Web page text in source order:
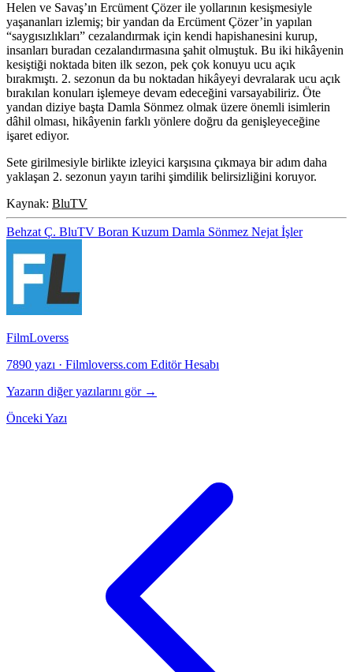
Helen ve Savaş’ın Ercüment Çözer ile yollarının kesişmesiyle
yaşananları izlemiş; bir yandan da Ercüment Çözer’in yapılan
“saygısızlıkları” cezalandırmak için kendi hapishanesini kurup,
insanları buradan cezalandırmasına şahit olmuştuk. Bu iki hikâyenin
kesiştiği noktada biten ilk sezon, pek çok konuyu ucu açık
bırakmıştı. 2. sezonun da bu noktadan hikâyeyi devralarak ucu açık
bırakılan konuları işlemeye devam edeceğini varsayabiliriz. Öte
yandan diziye başta Damla Sönmez olmak üzere önemli isimlerin
dâhil olması, hikâyenin farklı yönlere doğru da genişleyeceğine
işaret ediyor.
Sete girilmesiyle birlikte izleyici karşısına çıkmaya bir adım daha
yaklaşan 2. sezonun yayın tarihi şimdilik belirsizliğini koruyor.
Kaynak: BluTV
Behzat Ç. BluTV Boran Kuzum Damla Sönmez Nejat İşler
FilmLoverss
7890 yazı · Filmloverss.com Editör Hesabı
Yazarın diğer yazılarını gör →
Önceki Yazı